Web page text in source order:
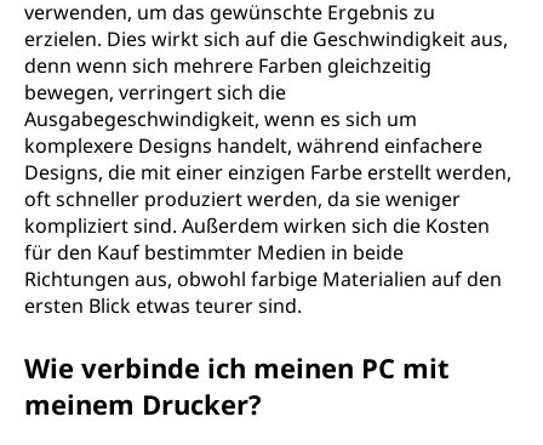
verwenden, um das gewünschte Ergebnis zu
erzielen. Dies wirkt sich auf die Geschwindigkeit aus,
denn wenn sich mehrere Farben gleichzeitig
bewegen, verringert sich die
Ausgabegeschwindigkeit, wenn es sich um
komplexere Designs handelt, während einfachere
Designs, die mit einer einzigen Farbe erstellt werden,
oft schneller produziert werden, da sie weniger
kompliziert sind. Außerdem wirken sich die Kosten
für den Kauf bestimmter Medien in beide
Richtungen aus, obwohl farbige Materialien auf den
ersten Blick etwas teurer sind.
Wie verbinde ich meinen PC mit
meinem Drucker?